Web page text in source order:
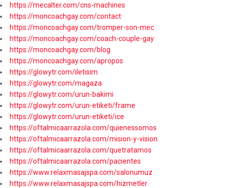
https://mecalter.com/cns-machines
https://moncoachgay.com/contact
https://moncoachgay.com/tromper-son-mec
https://moncoachgay.com/coach-couple-gay
https://moncoachgay.com/blog
https://moncoachgay.com/apropos
https://glowytr.com/iletisim
https://glowytr.com/magaza
https://glowytr.com/urun-bakimi
https://glowytr.com/urun-etiketi/frame
https://glowytr.com/urun-etiketi/ice
https://oftalmicaarrazola.com/quienessomos
https://oftalmicaarrazola.com/mision-y-vision
https://oftalmicaarrazola.com/quetratamos
https://oftalmicaarrazola.com/pacientes
https://www.relaxmasajspa.com/salonumuz
https://www.relaxmasajspa.com/hizmetler